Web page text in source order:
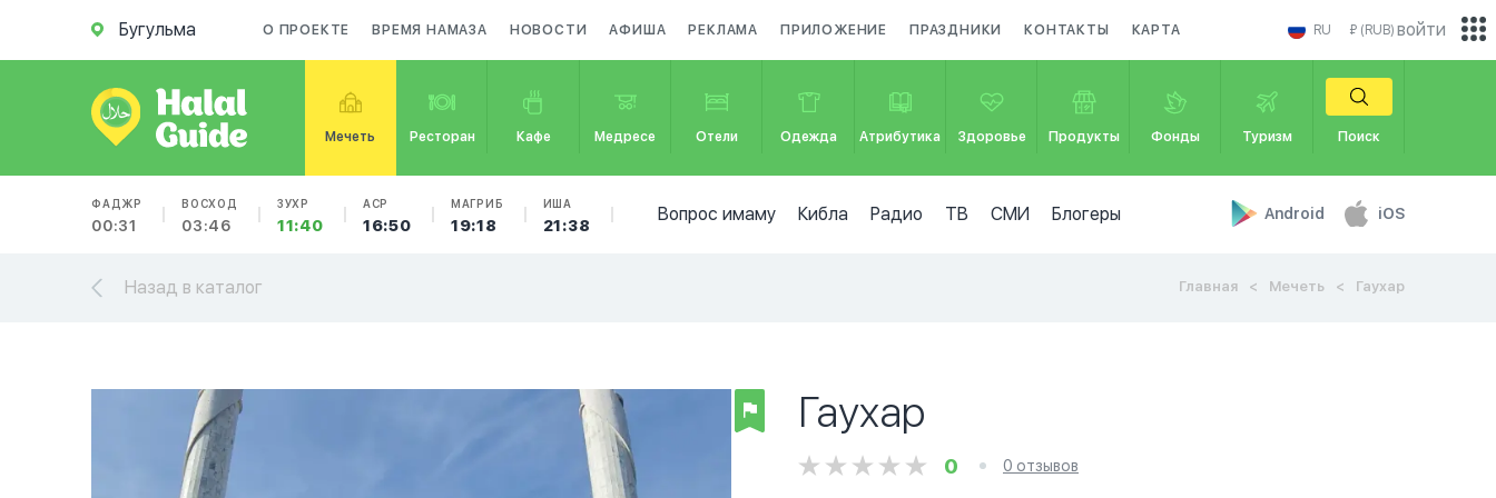
Бугульма О ПРОЕКТЕ ВРЕМЯ НАМАЗА НОВОСТИ АФИША РЕКЛАМА ПРИЛОЖЕНИЕ ПРАЗДНИКИ КОНТАКТЫ КАРТА RU ₽ (RUB)
Мечеть Ресторан Кафе Медресе Отели Одежда Атрибутика Здоровье Продукты Фонды Туризм Поиск
ФАДЖР
00:31
ВОСХОД
03:46
ЗУХР
11:40
АСР
16:50
МАГРИБ
19:18
ИША
21:38
Вопрос имаму Кибла Радио ТВ СМИ Блогеры Android iOS
войти
Назад в каталог Главная Мечеть Гаухар
Гаухар
0 0 отзывов